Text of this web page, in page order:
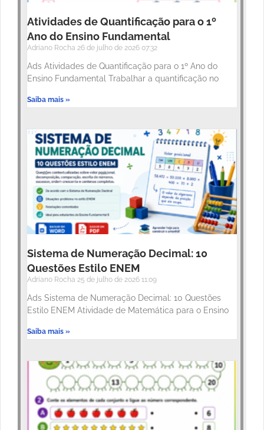
Atividades de Quantificação para o 1º
Ano do Ensino Fundamental
Adriano Rocha 26 de julho de 2026 07:32
Ads Atividades de Quantificação para o 1º Ano do
Ensino Fundamental Trabalhar a quantificação no
Saiba mais »
Sistema de Numeração Decimal: 10
Questões Estilo ENEM
Adriano Rocha 25 de julho de 2026 11:09
Ads Sistema de Numeração Decimal: 10 Questões
Estilo ENEM Atividade de Matemática para o Ensino
Saiba mais »